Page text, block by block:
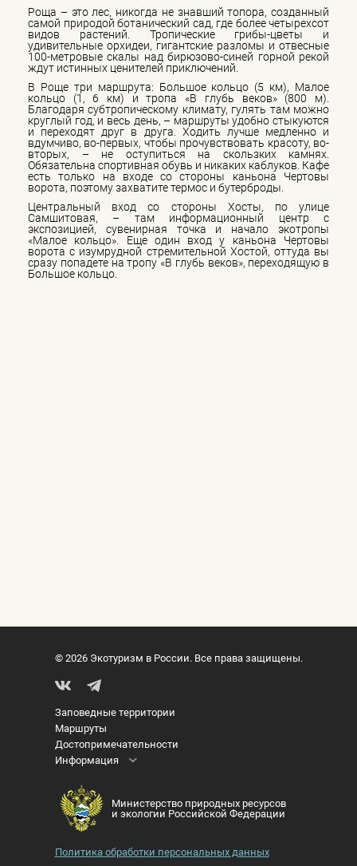
Роща – это лес, никогда не знавший топора, созданный
самой природой ботанический сад, где более четырехсот
видов растений. Тропические грибы-цветы и
удивительные орхидеи, гигантские разломы и отвесные
100-метровые скалы над бирюзово-синей горной рекой
ждут истинных ценителей приключений.
В Роще три маршрута: Большое кольцо (5 км), Малое
кольцо (1, 6 км) и тропа «В глубь веков» (800 м).
Благодаря субтропическому климату, гулять там можно
круглый год, и весь день, – маршруты удобно стыкуются
и переходят друг в друга. Ходить лучше медленно и
вдумчиво, во-первых, чтобы прочувствовать красоту, во-
вторых, – не оступиться на скользких камнях.
Обязательна спортивная обувь и никаких каблуков. Кафе
есть только на входе со стороны каньона Чертовы
ворота, поэтому захватите термос и бутерброды.
Центральный вход со стороны Хосты, по улице
Самшитовая, – там информационный центр с
экспозицией, сувенирная точка и начало экотропы
«Малое кольцо». Еще один вход у каньона Чертовы
ворота с изумрудной стремительной Хостой, оттуда вы
сразу попадете на тропу «В глубь веков», переходящую в
Большое кольцо.
© 2026 Экотуризм в России. Все права защищены.
Заповедные территории
Маршруты
Достопримечательности
Информация
Министерство природных ресурсов
и экологии Российской Федерации
Политика обработки персональных данных